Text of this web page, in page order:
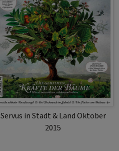
Servus in Stadt & Land Oktober
2015